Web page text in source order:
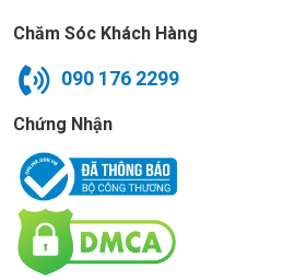
Chăm Sóc Khách Hàng
090 176 2299
Chứng Nhận